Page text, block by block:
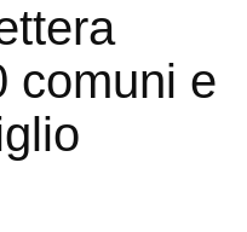
comuni e